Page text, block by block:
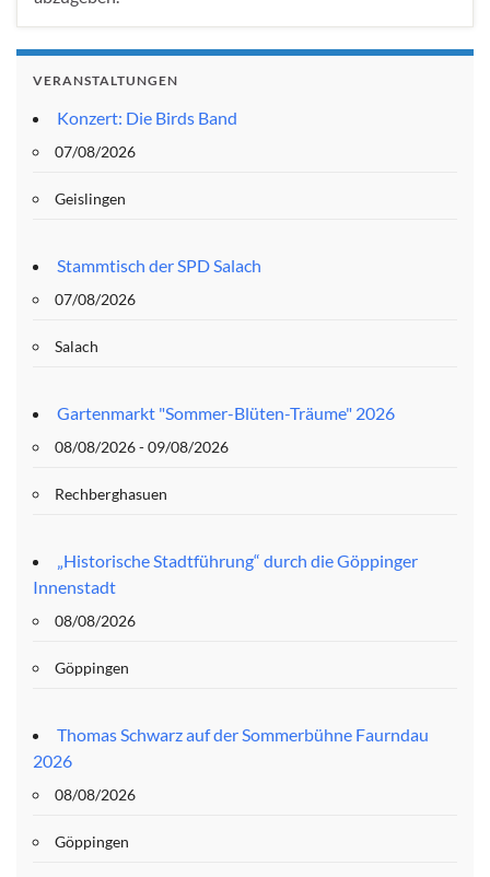
VERANSTALTUNGEN
Konzert: Die Birds Band
07/08/2026
Geislingen
Stammtisch der SPD Salach
07/08/2026
Salach
Gartenmarkt "Sommer-Blüten-Träume" 2026
08/08/2026 - 09/08/2026
Rechberghasuen
„Historische Stadtführung“ durch die Göppinger
Innenstadt
08/08/2026
Göppingen
Thomas Schwarz auf der Sommerbühne Faurndau
2026
08/08/2026
Göppingen